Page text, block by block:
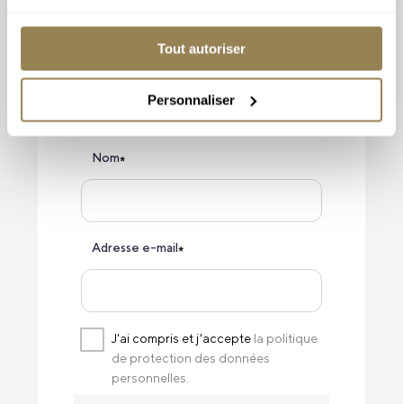
Tout autoriser
Personnaliser
M
Mme
Prénom*
Nom*
Adresse e-mail*
J'ai compris et j'accepte la politique
de protection des données
personnelles.